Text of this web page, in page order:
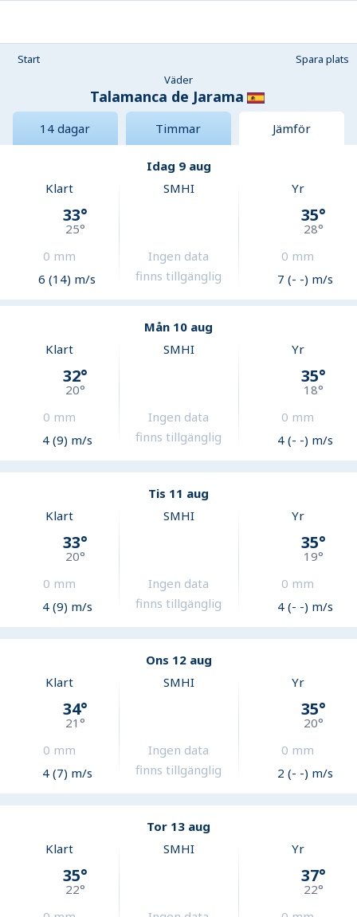
Start
Spara plats
Väder
Talamanca de Jarama
14 dagar Timmar Jämför
Idag 9 aug
Klart
33°
25°
0 mm
6 (14) m/s
SMHI
Ingen data
finns tillgänglig
Yr
35°
28°
0 mm
7 (- -) m/s
Mån 10 aug
Klart
32°
20°
0 mm
4 (9) m/s
SMHI
Ingen data
finns tillgänglig
Yr
35°
18°
0 mm
4 (- -) m/s
Tis 11 aug
Klart
33°
20°
0 mm
4 (9) m/s
SMHI
Ingen data
finns tillgänglig
Yr
35°
19°
0 mm
4 (- -) m/s
Ons 12 aug
Klart
34°
21°
0 mm
4 (7) m/s
SMHI
Ingen data
finns tillgänglig
Yr
35°
20°
0 mm
2 (- -) m/s
Tor 13 aug
Klart
35°
22°
SMHI Yr
37°
22°